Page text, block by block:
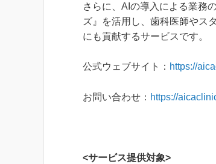
さらに、AIの導入による業務
ズ』を活用し、歯科医師やス
にも貢献するサービスです。
公式ウェブサイト： https://
お問い合わせ： https://
<サービス提供対象>